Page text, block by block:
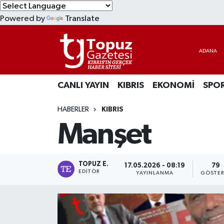
Powered by Translate
CANLI YAYIN KIBRIS EKONOMİ
HABERLER KIBRIS
Manşet
TOPUZ E.
EDITÖR
17.05.2026 - 08:19
YAYINLANMA
79
EKONOMİ
MAGAZİN
Lefkoşa Nöbetçi Eczaneler
Lefkoşa Hava Durumu
Lefkoşa Trafik Yoğunluk Haritası
Süper Lig Puan Durumu ve Fikstür
Tüm Manşetler
Son Dakika Haberleri